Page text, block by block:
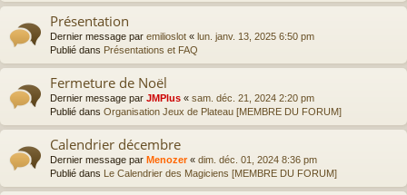
Présentation
Dernier message par emilioslot « lun. janv. 13, 2025 6:50 pm
Publié dans Présentations et FAQ
Fermeture de Noël
Dernier message par JMPlus « sam. déc. 21, 2024 2:20 pm
Publié dans Organisation Jeux de Plateau [MEMBRE DU FORUM]
Calendrier décembre
Dernier message par Menozer« dim. déc. 01, 2024 8:36 pm
Publié dans Le Calendrier des Magiciens [MEMBRE DU FORUM]